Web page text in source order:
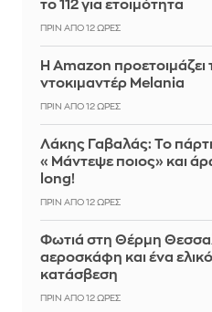
το 112 για ετοιμότητα
ΠΡΙΝ ΑΠΌ 12 ΏΡΕΣ
Η Amazon προετοιμάζει
ντοκιμαντέρ Melania
ΠΡΙΝ ΑΠΌ 12 ΏΡΕΣ
Λάκης Γαβαλάς: Το πάρτι
«Μάντεψε ποιος» και
long!
ΠΡΙΝ ΑΠΌ 12 ΏΡΕΣ
Φωτιά στη Θέρμη
αεροσκάφη και ένα
κατάσβεση
ΠΡΙΝ ΑΠΌ 12 ΏΡΕΣ